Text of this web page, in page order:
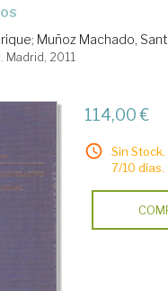
; Muñoz Machado,
Madrid, 2011
114,00 €
Sin
7/10 días.